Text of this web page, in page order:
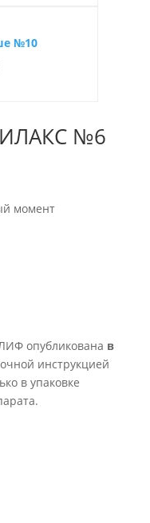
№10
№6
момент
опубликована в
инструкцией
в упаковке